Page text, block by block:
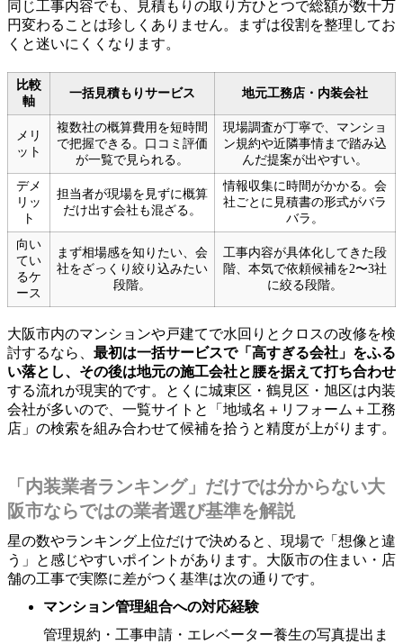
同じ工事内容でも、見積もりの取り方ひとつで総額が数十万
円変わることは珍しくありません。まずは役割を整理してお
くと迷いにくくなります。
比較
軸
一括見積もりサービス 地元工務店・内装会社
メリ
ット
複数社の概算費用を短時間
で把握できる。口コミ評価
が一覧で見られる。
現場調査が丁寧で、マンショ
ン規約や近隣事情まで踏み込
んだ提案が出やすい。
デメ
リッ
ト
担当者が現場を見ずに概算
だけ出す会社も混ざる。
情報収集に時間がかかる。会
社ごとに見積書の形式がバラ
バラ。
向い
てい
るケ
ース
まず相場感を知りたい、会
社をざっくり絞り込みたい
段階。
工事内容が具体化してきた段
階、本気で依頼候補を2〜3社
に絞る段階。
大阪市内のマンションや戸建てで水回りとクロスの改修を検
討するなら、 最初は一括サービスで「高すぎる会社」をふる
い落とし、その後は地元の施工会社と腰を据えて打ち合わせ
する流れが現実的です。とくに城東区・鶴見区・旭区は内装
会社が多いので、一覧サイトと「地域名＋リフォーム＋工務
店」の検索を組み合わせて候補を拾うと精度が上がります。
「内装業者ランキング」だけでは分からない大
阪市ならではの業者選び基準を解説
星の数やランキング上位だけで決めると、現場で「想像と違
う」と感じやすいポイントがあります。大阪市の住まい・店
舗の工事で実際に差がつく基準は次の通りです。
マンション管理組合への対応経験
管理規約・工事申請・エレベーター養生の写真提出ま